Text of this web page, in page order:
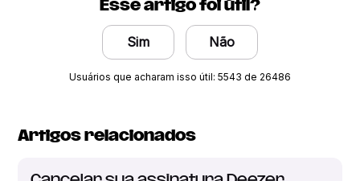
Esse artigo foi útil?
Sim Não
Usuários que acharam isso útil: 5543 de 26486
Artigos relacionados